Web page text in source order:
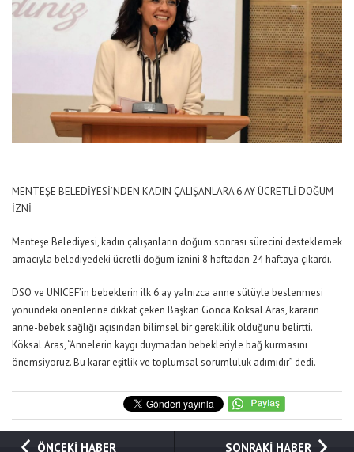
MENTEŞE BELEDİYESİ’NDEN KADIN ÇALIŞANLARA 6 AY ÜCRETLİ DOĞUM
İZNİ
Menteşe Belediyesi, kadın çalışanların doğum sonrası sürecini desteklemek
amacıyla belediyedeki ücretli doğum iznini 8 haftadan 24 haftaya çıkardı.
DSÖ ve UNICEF’in bebeklerin ilk 6 ay yalnızca anne sütüyle beslenmesi
yönündeki önerilerine dikkat çeken Başkan Gonca Köksal Aras, kararın
anne-bebek sağlığı açısından bilimsel bir gereklilik olduğunu belirtti.
Köksal Aras, “Annelerin kaygı duymadan bebekleriyle bağ kurmasını
önemsiyoruz. Bu karar eşitlik ve toplumsal sorumluluk adımıdır” dedi.
ÖNCEKİ HABER SONRAKİ HABER